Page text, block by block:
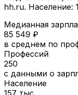
hh.ru. Население:
Медианная
85 549 ₽
в среднем по
Профессий
250
с данными о
Население
157 тыс.